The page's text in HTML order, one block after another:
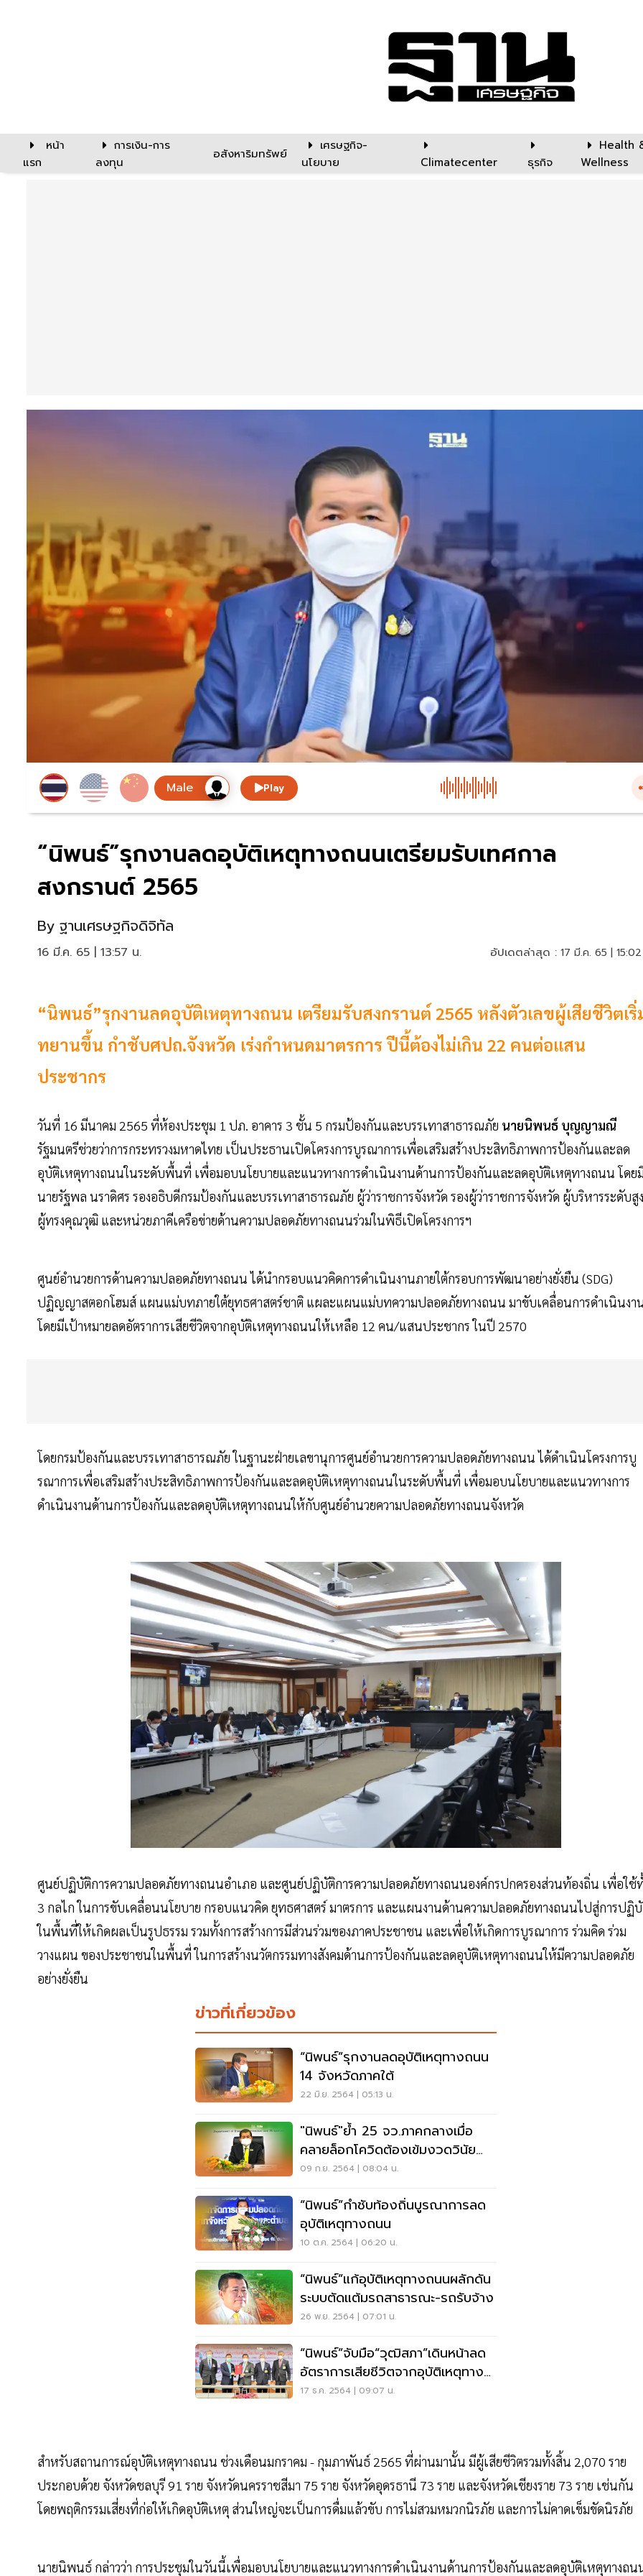
หน้า
แรก
การเงิน-การ
ลงทุน
อสังหาริมทรัพย์
เศรษฐกิจ-
นโยบาย
Climatecenter ธุรกิจ
Health
Wellness
Play
“นิพนธ์”รุกงานลดอุบัติเหตุทางถนนเตรียมรับเทศกาล
สงกรานต์ 2565
By ฐานเศรษฐกิจดิจิทัล
16 มี.ค. 65 | 13:57 น. อัปเดตล่าสุด : 17 มี.ค. 65 |
“นิพนธ์”รุกงานลดอุบัติเหตุทางถนน เตรียมรับสงกรานต์ 2565 หลังตัวเลขผู้เสียชีวิตเริ่
ทยานขึ้น กำชับศปถ.จังหวัด เร่งกำหนดมาตรการ ปีนี้ต้องไม่เกิน 22 คนต่อแสน
ประชากร
วันที่ 16 มีนาคม 2565 ที่ห้องประชุม 1 ปภ. อาคาร 3 ชั้น 5 กรมป้องกันและบรรเทาสาธารณภัย นายนิพนธ์ บุญญามณี
รัฐมนตรีช่วยว่าการกระทรวงมหาดไทย เป็นประธานเปิดโครงการบูรณาการเพื่อเสริมสร้างประสิทธิภาพการป้องกันและลด
อุบัติเหตุทางถนนในระดับพื้นที่ เพื่อมอบนโยบายและแนวทางการดำเนินงานด้านการป้องกันและลดอุบัติเหตุทางถนน โดย
นายรัฐพล นราดิศร รองอธิบดีกรมป้องกันและบรรเทาสาธารณภัย ผู้ว่าราชการจังหวัด รองผู้ว่าราชการจังหวัด ผู้บริหารระดับสูง
ผู้ทรงคุณวุฒิ และหน่วยภาคีเครือข่ายด้านความปลอดภัยทางถนนร่วมในพิธีเปิดโครงการฯ
ศูนย์อำนวยการด้านความปลอดภัยทางถนน ได้นำกรอบแนวคิดการดำเนินงานภายใต้กรอบการพัฒนาอย่างยั่งยืน (SDG)
ปฏิญญาสตอกโฮมส์ แผนแม่บทภายใต้ยุทธศาสตร์ชาติ แผละแผนแม่บทความปลอดภัยทางถนน มาขับเคลื่อนการดำเนินงา
โดยมีเป้าหมายลดอัตราการเสียชีวิตจากอุบัติเหตุทางถนนให้เหลือ 12 คน/แสนประชากร ในปี 2570
โดยกรมป้องกันและบรรเทาสาธารณภัย ในฐานะฝ่ายเลขานุการศูนย์อำนวยการความปลอดภัยทางถนน ได้ดำเนินโครงการบู
รณาการเพื่อเสริมสร้างประสิทธิภาพการป้องกันและลดอุบัติเหตุทางถนนในระดับพื้นที่ เพื่อมอบนโยบายและแนวทางการ
ดำเนินงานด้านการป้องกันและลดอุบัติเหตุทางถนนให้กับศูนย์อำนวยความปลอดภัยทางถนนจังหวัด
ศูนย์ปฏิบัติการความปลอดภัยทางถนนอำเภอ และศูนย์ปฏิบัติการความปลอดภัยทางถนนองค์กรปกครองส่วนท้องถิ่น เพื่อใช้
3 กลไก ในการขับเคลื่อนนโยบาย กรอบแนวคิด ยุทธศาสตร์ มาตรการ และแผนงานด้านความปลอดภัยทางถนนไปสู่การปฏิ
ในพื้นที่ให้เกิดผลเป็นรูปธรรม รวมทั้งการสร้างการมีส่วนร่วมของภาคประชาชน และเพื่อให้เกิดการบูรณาการ ร่วมคิด ร่วม
วางแผน ของประชาชนในพื้นที่ ในการสร้างนวัตกรรมทางสังคมด้านการป้องกันและลดอุบัติเหตุทางถนนให้มีความปลอดภัย
อย่างยั่งยืน
ข่าวที่เกี่ยวข้อง
“นิพนธ์”รุกงานลดอุบัติเหตุทางถนน
14 จังหวัดภาคใต้
22 มิ.ย. 2564 | 05:13 น.
"นิพนธ์"ย้ำ 25 จว.ภาคกลางเมื่อ
คลายล็อกโควิดต้องเข้มงวดวินัย
จราจรลดเสียชีวิต
09 ก.ย. 2564 | 08:04 น.
“นิพนธ์”กำชับท้องถิ่นบูรณาการลด
อุบัติเหตุทางถนน
10 ต.ค. 2564 | 06:20 น.
“นิพนธ์”แก้อุบัติเหตุทางถนนผลักดัน
ระบบตัดแต้มรถสาธารณะ-รถรับจ้าง
26 พ.ย. 2564 | 07:01 น.
“นิพนธ์”จับมือ“วุฒิสภา”เดินหน้าลด
อัตราการเสียชีวิตจากอุบัติเหตุทาง
ถนน
17 ธ.ค. 2564 | 09:07 น.
สำหรับสถานการณ์อุบัติเหตุทางถนน ช่วงเดือนมกราคม - กุมภาพันธ์ 2565 ที่ผ่านมานั้น มีผู้เสียชีวิตรวมทั้งสิ้น 2,070 ราย
ประกอบด้วย จังหวัดชลบุรี 91 ราย จังหวัดนครราชสีมา 75 ราย จังหวัดอุดรธานี 73 ราย และจังหวัดเชียงราย 73 ราย เช่นกัน
โดยพฤติกรรมเสี่ยงที่ก่อให้เกิดอุบัติเหตุ ส่วนใหญ่จะเป็นการดื่มแล้วขับ การไม่สวมหมวกนิรภัย และการไม่คาดเข็มขัดนิรภัย
นายนิพนธ์ กล่าวว่า การประชุมในวันนี้เพื่อมอบนโยบายและแนวทางการดำเนินงานด้านการป้องกันและลดอุบัติเหตุทางถน